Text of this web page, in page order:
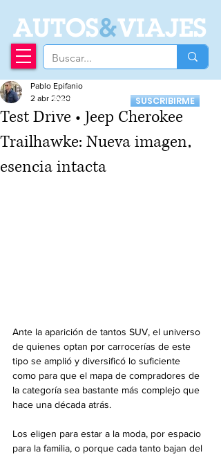
AUTOS&VIAJES
Recibí nuestro
Newsletter
SUSCRIBIRME
Test Drive • Jeep Cherokee
Trailhawke: Nueva imagen,
esencia intacta
Pablo Epifanio
2 abr 2020
Ante la aparición de tantos SUV, el universo
de quienes optan por carrocerías de este
tipo se amplió y diversificó lo suficiente
como para que el mapa de compradores de
la categoría sea bastante más complejo que
hace una década atrás.
Los eligen para estar a la moda, por espacio
para la familia, o porque cada tanto bajan del